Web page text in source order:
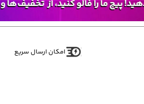
امکان ارسال سریع